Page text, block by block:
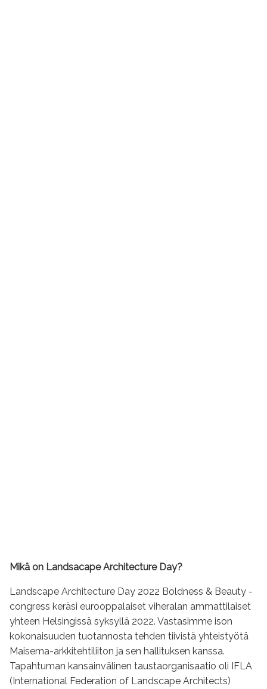
Mikä on Landsacape Architecture Day?
Landscape Architecture Day 2022 Boldness & Beauty -
congress keräsi eurooppalaiset viheralan ammattilaiset
yhteen Helsingissä syksyllä 2022. Vastasimme ison
kokonaisuuden tuotannosta tehden tiivistä yhteistyötä
Maisema-arkkitehtiliiton ja sen hallituksen kanssa.
Tapahtuman kansainvälinen taustaorganisaatio oli IFLA
(International Federation of Landscape Architects)